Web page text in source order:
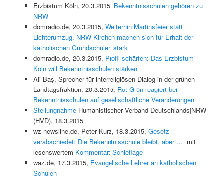
Erzbistum Köln, 20.3.2015, Bekenntnisschulen gehören zu
NRW
domradio.de, 20.3.2015, Weiterhin Martinsfeier statt
Lichterumzug. NRW-Kirchen machen sich für Erhalt der
katholischen Grundschulen stark
domradio.de, 20.3.2015, Profil schärfen: Das Erzbistum
Köln will Bekenntnisschulen stärken
Ali Baş, Sprecher für interreligiösen Dialog in der grünen
Landtagsfraktion, 20.3.2015, Rot-Grün reagiert bei
Bekenntnisschulen auf gesellschaftliche Veränderungen
StellungnahmeHumanistischer Verband Deutschlands|NRW
(HVD), 18.3.2015
wz-newsline.de, Peter Kurz, 18.3.2015, Gesetz
verabschiedet: Die Bekenntnisschule bleibt, aber … mit
lesenswertem Kommentar: Schieflage
waz.de, 17.3.2015, Evangelische Lehrer an katholischen
Schulen